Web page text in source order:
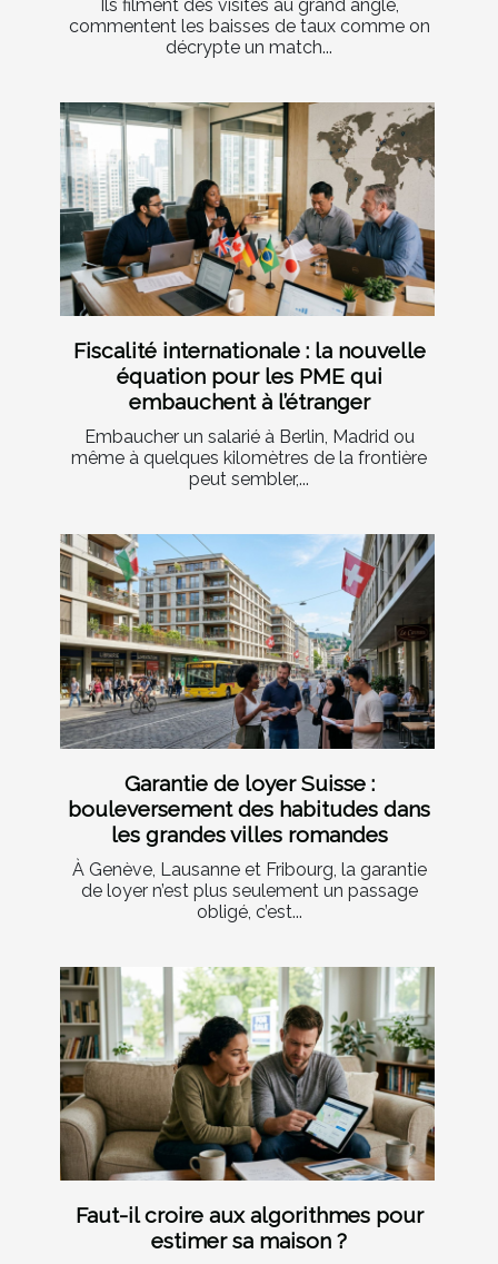
Ils filment des visites au grand angle,
commentent les baisses de taux comme on
décrypte un match...
Fiscalité internationale : la nouvelle
équation pour les PME qui
embauchent à l’étranger
Embaucher un salarié à Berlin, Madrid ou
même à quelques kilomètres de la frontière
peut sembler,...
Garantie de loyer Suisse :
bouleversement des habitudes dans
les grandes villes romandes
À Genève, Lausanne et Fribourg, la garantie
de loyer n’est plus seulement un passage
obligé, c’est...
Faut-il croire aux algorithmes pour
estimer sa maison ?